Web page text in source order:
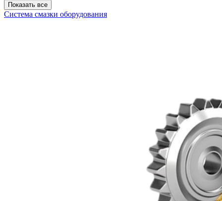
Показать все
Система смазки оборудования